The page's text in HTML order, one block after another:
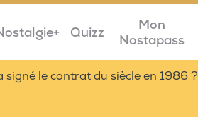
Quizz
Mon
Nostapass
signé le contrat du siècle en 1986 ?